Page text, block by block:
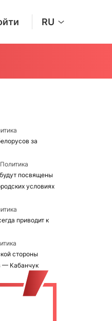
RU
за
посвящены
условиях
приводит к
стороны
— Кабанчук